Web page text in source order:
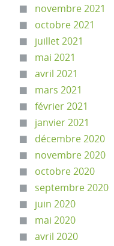
novembre 2021
octobre 2021
juillet 2021
mai 2021
avril 2021
mars 2021
février 2021
janvier 2021
décembre 2020
novembre 2020
octobre 2020
septembre 2020
juin 2020
mai 2020
avril 2020